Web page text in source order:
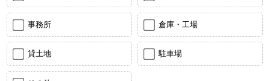
事務所 倉庫・工場
貸土地 駐車場